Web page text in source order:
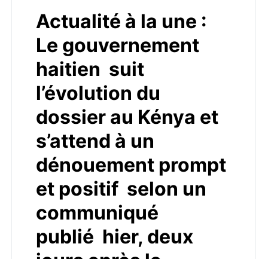
Actualité à la une :
Le gouvernement
haitien suit
l’évolution du
dossier au Kénya et
s’attend à un
dénouement prompt
et positif selon un
communiqué
publié hier, deux